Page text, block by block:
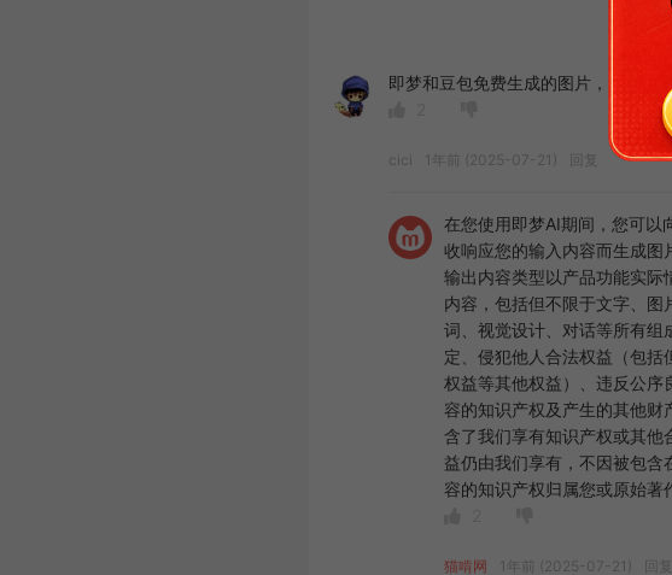
即梦和豆包免费生成的图片，好像不
cici 1年前 (2025-07-21) 回复
在您使用即梦AI期间，您可以
收响应您的输入内容而生成图
输出内容类型以产品功能实际
内容，包括但不限于文字、
词、视觉设计、对话等所有组
定、侵犯他人合法权益（包括
权益等其他权益）、违反公序
容的知识产权及产生的其他
含了我们享有知识产权或其
益仍由我们享有，不因被包
容的知识产权归属您或原始著
猫啃网 1年前 (2025-07-21) 回复